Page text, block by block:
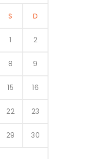
S D
1 2
8 9
15 16
22 23
29 30